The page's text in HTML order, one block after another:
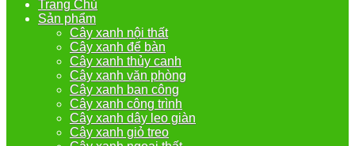
Trang Chủ
Sản phẩm
Cây xanh nội thất
Cây xanh để bàn
Cây xanh thủy canh
Cây xanh văn phòng
Cây xanh ban công
Cây xanh công trình
Cây xanh dây leo giàn
Cây xanh giỏ treo